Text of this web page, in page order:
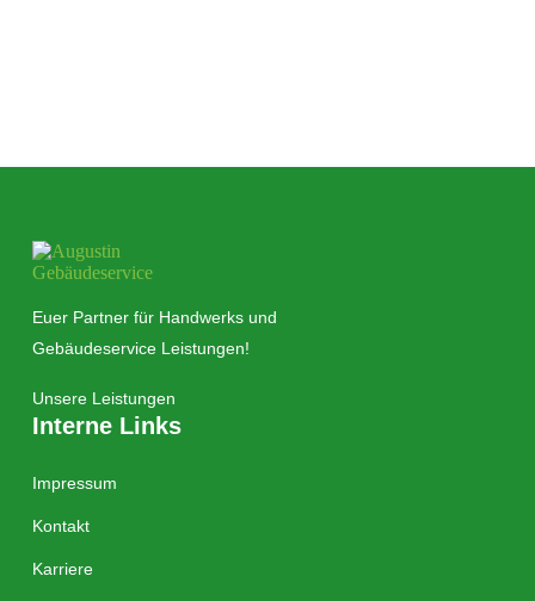
Euer Partner für Handwerks und
Gebäudeservice Leistungen!
Unsere Leistungen
Interne Links
Impressum
Kontakt
Karriere